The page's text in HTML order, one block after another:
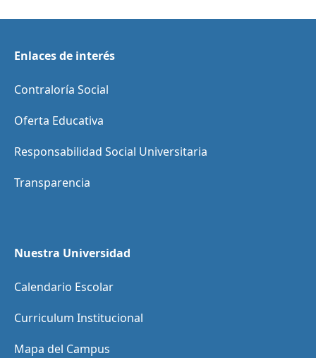
Enlaces de interés
Contraloría Social
Oferta Educativa
Responsabilidad Social Universitaria
Transparencia
Nuestra Universidad
Calendario Escolar
Curriculum Institucional
Mapa del Campus